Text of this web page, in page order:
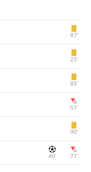
87‎’‎
25‎’‎
85‎’‎
57‎’‎
90‎’‎
40‎’‎ 71‎’‎